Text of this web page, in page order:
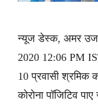
न्यूज डेस्क, अमर
2020 12:06 PM
10 प्रवासी श्रमिक
कोरोना पॉजिटिव